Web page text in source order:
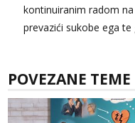
Čekam tvoj
kontinuiranim radom
prevazići sukobe ega
POVEZANE TEME